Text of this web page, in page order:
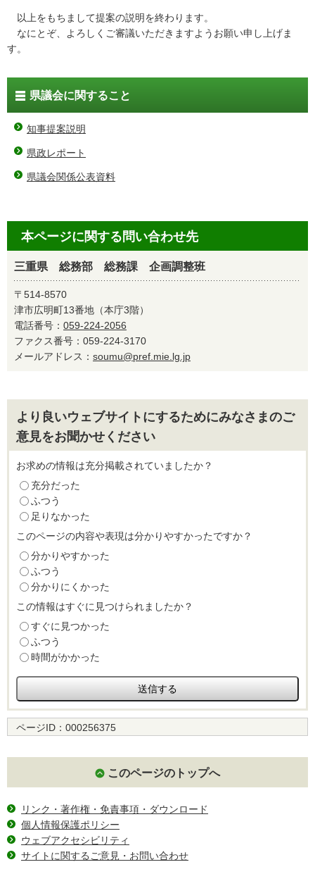
以上をもちまして提案の説明を終わります。
なにとぞ、よろしくご審議いただきますようお願い申し上げま
す。
県議会に関すること
知事提案説明
県政レポート
県議会関係公表資料
本ページに関する問い合わせ先
三重県 総務部 総務課 企画調整班
〒514-8570
津市広明町13番地（本庁3階）
電話番号： 059-224-2056
ファクス番号：059-224-3170
メールアドレス： soumu@pref.mie.lg.jp
より良いウェブサイトにするためにみなさまのご
意見をお聞かせください
お求めの情報は充分掲載されていましたか？
充分だった
ふつう
足りなかった
このページの内容や表現は分かりやすかったですか？
分かりやすかった
ふつう
分かりにくかった
この情報はすぐに見つけられましたか？
すぐに見つかった
ふつう
時間がかかった
ページID： 000256375
このページのトップへ
リンク・著作権・免責事項・ダウンロード
個人情報保護ポリシー
ウェブアクセシビリティ
サイトに関するご意見・お問い合わせ